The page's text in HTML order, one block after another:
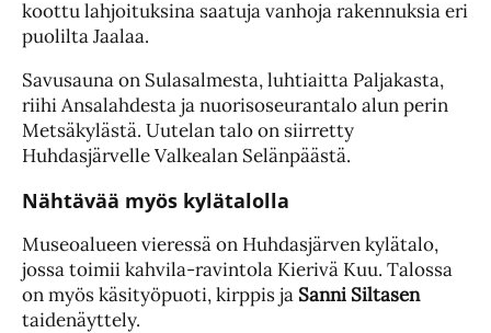
koottu lahjoituksina saatuja vanhoja rakennuksia eri
puolilta Jaalaa.
Savusauna on Sulasalmesta, luhtiaitta Paljakasta,
riihi Ansalahdesta ja nuorisoseurantalo alun perin
Metsäkylästä. Uutelan talo on siirretty
Huhdasjärvelle Valkealan Selänpäästä.
Nähtävää myös kylätalolla
Museoalueen vieressä on Huhdasjärven kylätalo,
jossa toimii kahvila-ravintola Kierivä Kuu. Talossa
on myös käsityöpuoti, kirppis ja Sanni Siltasen
taidenäyttely.